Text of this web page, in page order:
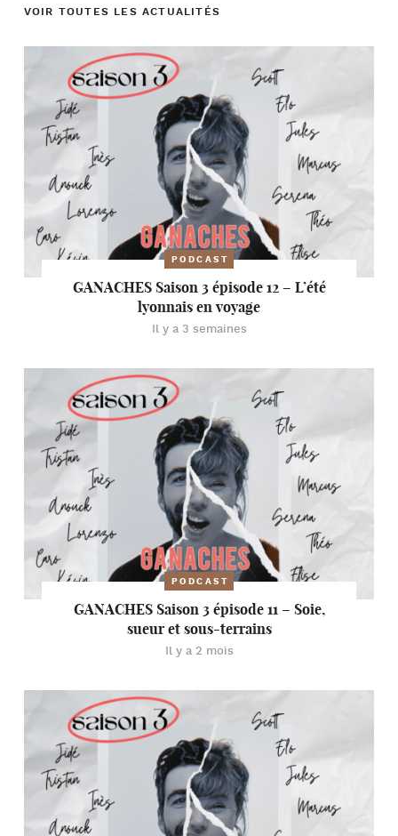
VOIR TOUTES LES ACTUALITÉS
PODCAST
GANACHES Saison 3 épisode 12 – L’été
lyonnais en voyage
Il y a 3 semaines
PODCAST
GANACHES Saison 3 épisode 11 – Soie,
sueur et sous-terrains
Il y a 2 mois